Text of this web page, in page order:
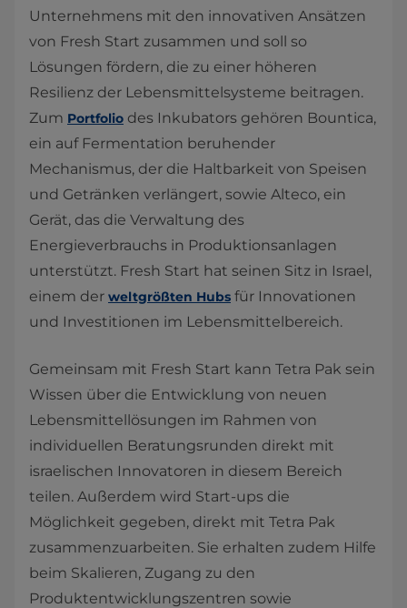
Unternehmens mit den innovativen Ansätzen
von Fresh Start zusammen und soll so
Lösungen fördern, die zu einer höheren
Resilienz der Lebensmittelsysteme beitragen.
Zum Portfolio des Inkubators gehören Bountica,
ein auf Fermentation beruhender
Mechanismus, der die Haltbarkeit von Speisen
und Getränken verlängert, sowie Alteco, ein
Gerät, das die Verwaltung des
Energieverbrauchs in Produktionsanlagen
unterstützt. Fresh Start hat seinen Sitz in Israel,
einem der weltgrößten Hubs für Innovationen
und Investitionen im Lebensmittelbereich.
Gemeinsam mit Fresh Start kann Tetra Pak sein
Wissen über die Entwicklung von neuen
Lebensmittellösungen im Rahmen von
individuellen Beratungsrunden direkt mit
israelischen Innovatoren in diesem Bereich
teilen. Außerdem wird Start-ups die
Möglichkeit gegeben, direkt mit Tetra Pak
zusammenzuarbeiten. Sie erhalten zudem Hilfe
beim Skalieren, Zugang zu den
Produktentwicklungszentren sowie